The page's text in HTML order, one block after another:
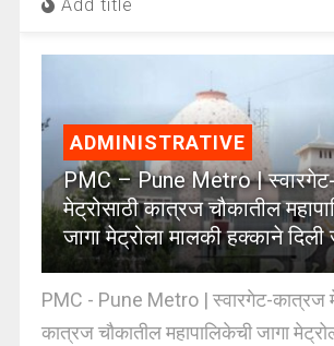
Add title
ADMINISTRATIVE
PMC – Pune Metro |
मेट्रोसाठी कात्रज चौकातील
जागा मेट्रोला मालकी हक्काने दिली
PMC - Pune Metro | स्वारगेट-कात्रज
कात्रज चौकातील महापालिकेची जागा